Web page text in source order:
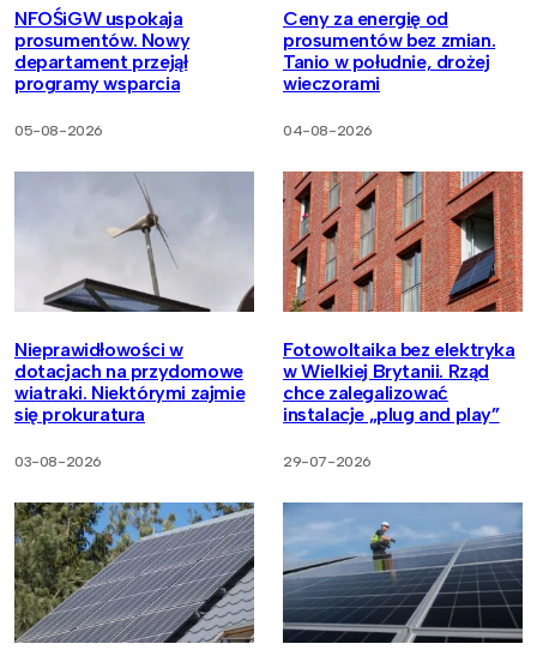
NFOŚiGW uspokaja
prosumentów. Nowy
departament przejął
programy wsparcia
05-08-2026
Ceny za energię od
prosumentów bez zmian.
Tanio w południe, drożej
wieczorami
04-08-2026
Nieprawidłowości w
dotacjach na przydomowe
wiatraki. Niektórymi zajmie
się prokuratura
03-08-2026
Fotowoltaika bez elektryka
w Wielkiej Brytanii. Rząd
chce zalegalizować
instalacje „plug and play”
29-07-2026